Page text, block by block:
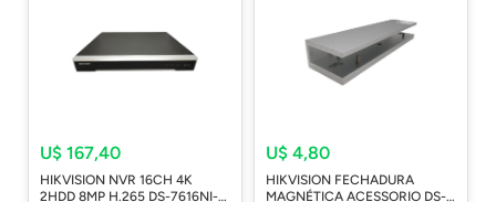
U$ 167,40
HIKVISION NVR 16CH 4K
2HDD 8MP H.265 DS-7616NI-
U$ 4,80
HIKVISION FECHADURA
MAGNÉTICA ACESSORIO DS-